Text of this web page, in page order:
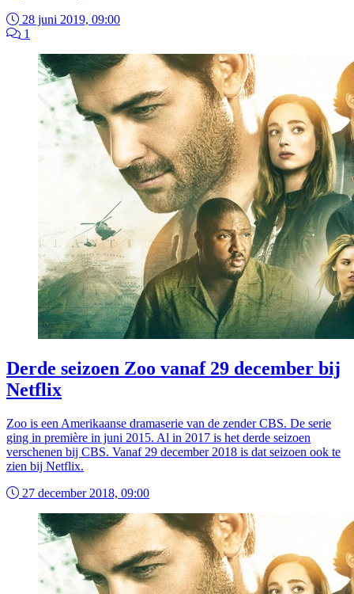
28 juni 2019, 09:00
1
Derde seizoen Zoo vanaf 29 december bij
Netflix
Zoo is een Amerikaanse dramaserie van de zender CBS. De serie
ging in première in juni 2015. Al in 2017 is het derde seizoen
verschenen bij CBS. Vanaf 29 december 2018 is dat seizoen ook te
zien bij Netflix.
27 december 2018, 09:00